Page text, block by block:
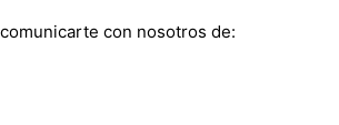
con nosotros de: